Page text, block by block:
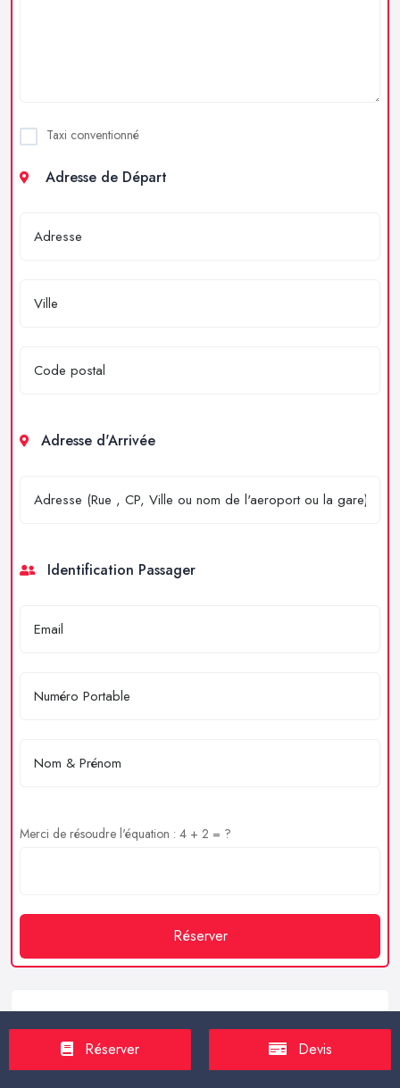
Taxi conventionné
Adresse de Départ
Adresse d'Arrivée
Identification Passager
Merci de résoudre l'équation : 4 + 2 = ?
Réserver
Service client
https://proxilive.fr
Réserver Devis